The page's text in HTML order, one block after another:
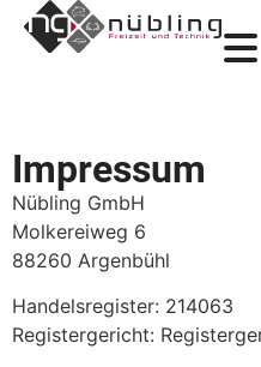
Impressum
Nübling GmbH
Molkereiweg 6
88260 Argenbühl
Handelsregister: 214063
Registergericht: